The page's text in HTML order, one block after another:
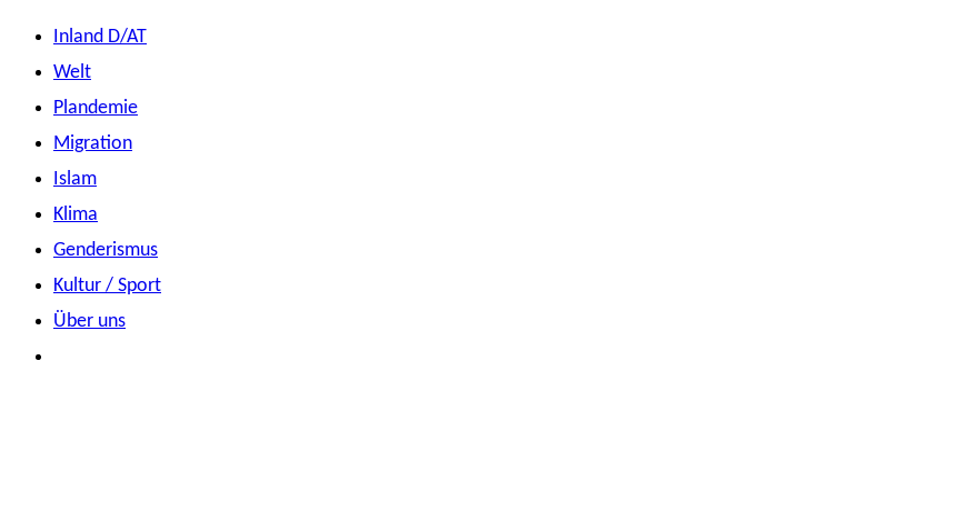
Zum
Inhalt
springen
Inland D/AT
Welt
Plandemie
Migration
Islam
Klima
Genderismus
Kultur / Sport
Über uns